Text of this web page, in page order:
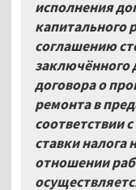
исполнения
капитального
соглашению
заключённого
договора о
ремонта в
соответствии
ставки налога
отношении